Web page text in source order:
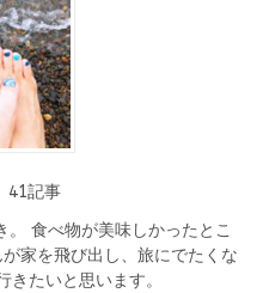
41記事
食べ物が美味しかったとこ
家を飛び出し、旅にでたくな
きたいと思います。